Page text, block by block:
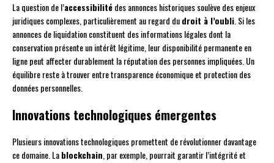
La question de l’accessibilitédes annonces historiques soulève des enjeux
juridiques complexes, particulièrement au regard dudroit à l’oubli. Si les
annonces de liquidation constituent des informations légales dont la
conservation présente un intérêt légitime, leur disponibilité permanente en
ligne peut affecter durablement la réputation des personnes impliquées. Un
équilibre reste à trouver entre transparence économique et protection des
données personnelles.
Innovations technologiques émergentes
Plusieurs innovations technologiques promettent de révolutionner davantage
ce domaine. Lablockchain, par exemple, pourrait garantir l’intégrité et